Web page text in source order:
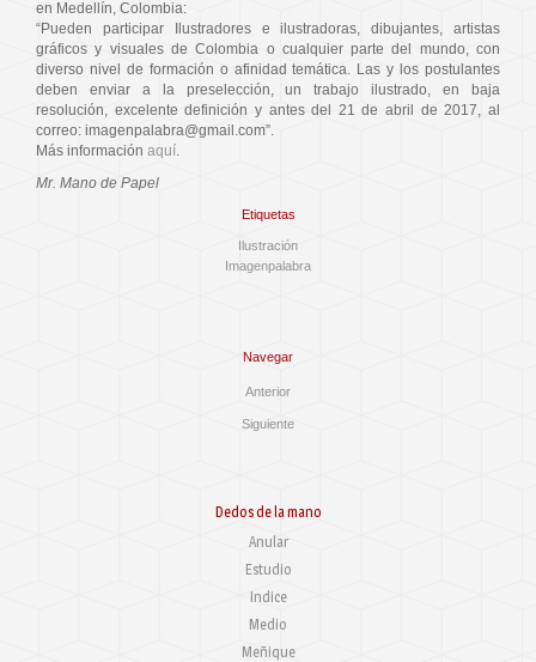
en Medellín, Colombia:
“Pueden participar Ilustradores e ilustradoras, dibujantes, artistas
gráficos y visuales de Colombia o cualquier parte del mundo, con
diverso nivel de formación o afinidad temática. Las y los postulantes
deben enviar a la preselección, un trabajo ilustrado, en baja
resolución, excelente definición y antes del 21 de abril de 2017, al
correo: imagenpalabra@gmail.com”.
Más información aquí
Mr. Mano de Papel
Etiquetas
Ilustración
Imagenpalabra
Navegar
Anterior
Siguiente
Dedos de la mano
Anular
Estudio
Indice
Medio
Meñique